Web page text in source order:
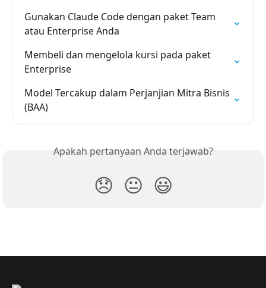
Gunakan Claude Code dengan paket Team
atau Enterprise Anda
Membeli dan mengelola kursi pada paket
Enterprise
Model Tercakup dalam Perjanjian Mitra Bisnis
(BAA)
Apakah pertanyaan Anda terjawab?
😞 😐 😃